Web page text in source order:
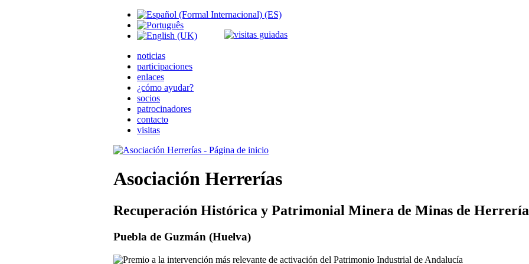
noticias
participaciones
enlaces
¿cómo ayudar?
socios
patrocinadores
contacto
visitas
Asociación Herrerías
Recuperación Histórica y Patrimonial Minera de Minas de
Puebla de Guzmán (Huelva)